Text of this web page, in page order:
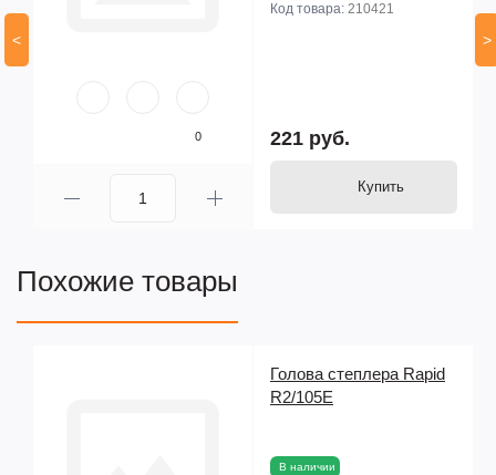
<
0
Код товара: 210421
221 руб.
Купить
>
Похожие товары
Голова степлера Rapid
R2/105E
В наличии